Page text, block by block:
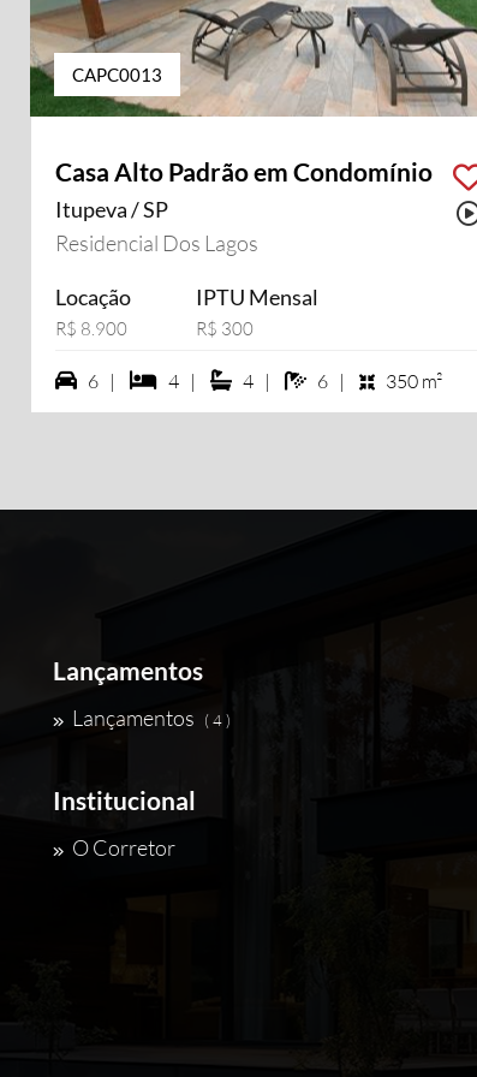
vídeo
CAPC0013
Casa Alto Padrão em Condomínio
Itupeva / SP
Residencial Dos Lagos
Locação
R$ 8.900
IPTU Mensal
R$ 300
6 vagas na garagem
6 | 4 dormiórios
4 | 4 suítes
4 | 6 banheiros
6 | 350 m²
Lançamentos
Lançamentos ( 4 )
Institucional
O Corretor